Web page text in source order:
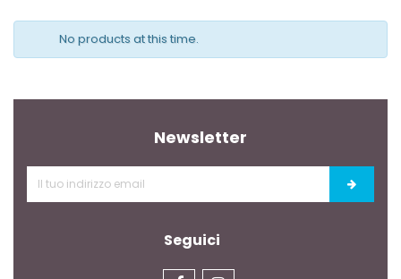
No products at this time.
Newsletter
Seguici